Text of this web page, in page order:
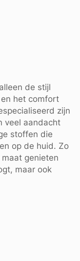
de stijl
het comfort
zijn
veel aandacht
stoffen die
op de huid. Zo
genieten
maar ook